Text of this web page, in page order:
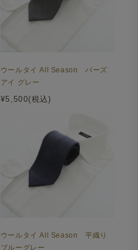
ウールタイ All Season バーズ
アイ グレー
¥5,500(税込)
ウールタイ All Season 平織り
ブルーグレー